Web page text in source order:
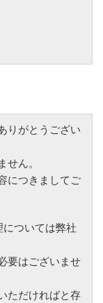
りがとうござい
ん。
につきましてご
ついては弊社
要はございませ
ただければと存